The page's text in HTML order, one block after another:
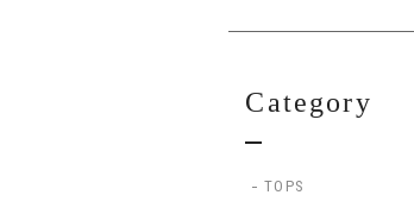
Category
TOPS